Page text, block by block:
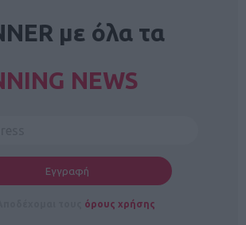
με όλα τα
NEWS
όρους χρήσης